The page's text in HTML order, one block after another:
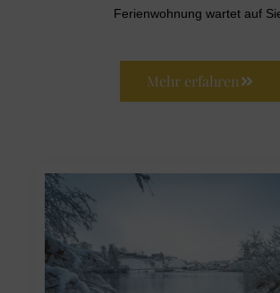
Ferienwohnung wartet auf
Mehr erfahren